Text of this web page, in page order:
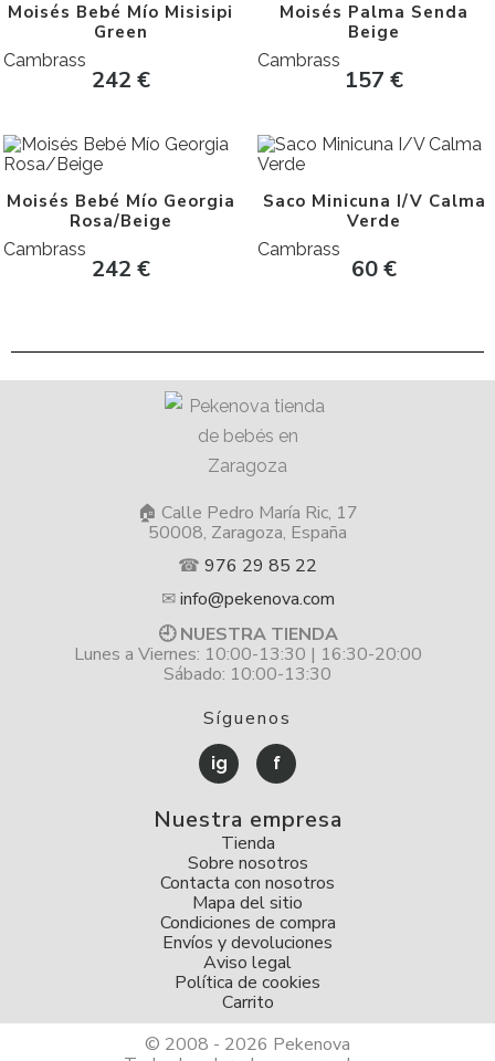
Moisés Bebé Mío Misisipi
Green
Cambrass
242 €
Moisés Palma Senda
Beige
Cambrass
157€
Moisés Bebé Mío Georgia
Rosa/Beige
Cambrass
242 €
Saco Minicuna I/V Calma
Verde
Cambrass
60€
🏠 Calle Pedro María Ric, 17
50008, Zaragoza, España
☎ 976 29 85 22
✉info@pekenova.com
🕘 NUESTRA TIENDA
Lunes a Viernes: 10:00-13:30 | 16:30-20:00
Sábado: 10:00-13:30
Síguenos
ig f
Nuestra empresa
Tienda
Sobre nosotros
Contacta con nosotros
Mapa del sitio
Condiciones de compra
Envíos y devoluciones
Aviso legal
Política de cookies
Carrito
© 2008 - 2026 Pekenova